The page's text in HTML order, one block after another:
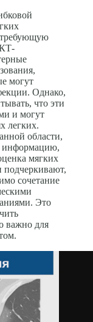
требующую
могут
Однако,
что эти
и могут
легких.
области,
информацию,
мягких
подчеркивают,
сочетание
Это
важно для